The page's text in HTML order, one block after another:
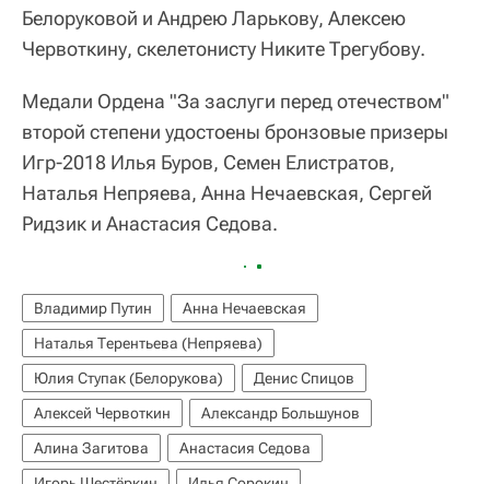
Белоруковой и Андрею Ларькову, Алексею
Червоткину, скелетонисту Никите Трегубову.
Медали Ордена "За заслуги перед отечеством"
второй степени удостоены бронзовые призеры
Игр-2018 Илья Буров, Семен Елистратов,
Наталья Непряева, Анна Нечаевская, Сергей
Ридзик и Анастасия Седова.
Владимир Путин
Анна Нечаевская
Наталья Терентьева (Непряева)
Юлия Ступак (Белорукова)
Денис Спицов
Алексей Червоткин
Александр Большунов
Алина Загитова
Анастасия Седова